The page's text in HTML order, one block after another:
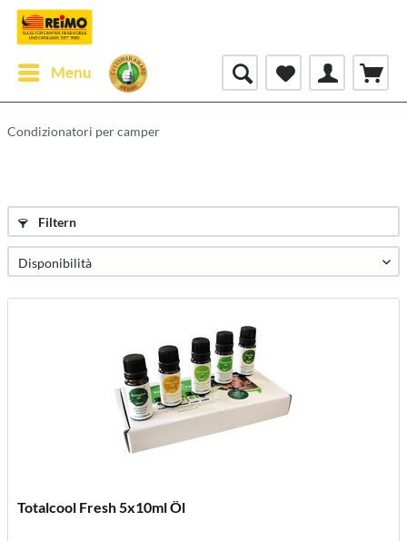
Menu
Condizionatori per camper
Filtern
Totalcool Fresh 5x10ml Öl